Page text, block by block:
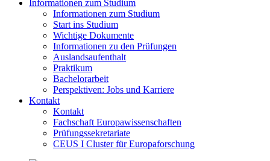
Informationen zum Studium
Informationen zum Studium
Start ins Studium
Wichtige Dokumente
Informationen zu den Prüfungen
Auslandsaufenthalt
Praktikum
Bachelorarbeit
Perspektiven: Jobs und Karriere
Kontakt
Kontakt
Fachschaft Europawissenschaften
Prüfungssekretariate
CEUS I Cluster für Europaforschung